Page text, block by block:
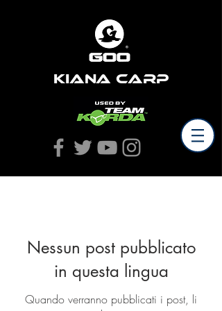
Kiana Carp
Nessun post pubblicato
in questa lingua
Quando verranno pubblicati i post, li